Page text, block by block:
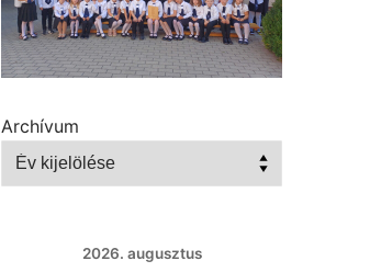
Archívum
2026. augusztus